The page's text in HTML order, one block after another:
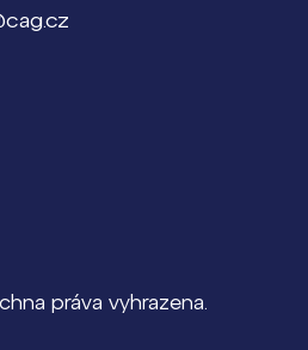
práva vyhrazena.